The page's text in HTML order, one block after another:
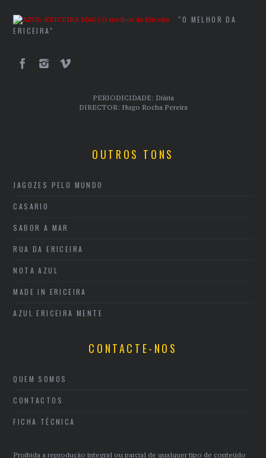
"O MELHOR DA
ERICEIRA"
PERIODICIDADE: Diária
DIRECTOR: Hugo Rocha Pereira
OUTROS TONS
JAGOZES PELO MUNDO
CASARIO
SABOR A MAR
RUA DA ERICEIRA
NOTA AZUL
MADE IN ERICEIRA
AZUL ERICEIRA MENTE
CONTACTE-NOS
QUEM SOMOS
CONTACTOS
FICHA TÉCNICA
Proibida a reprodução integral ou parcial de qualquer tipo de conteúdo